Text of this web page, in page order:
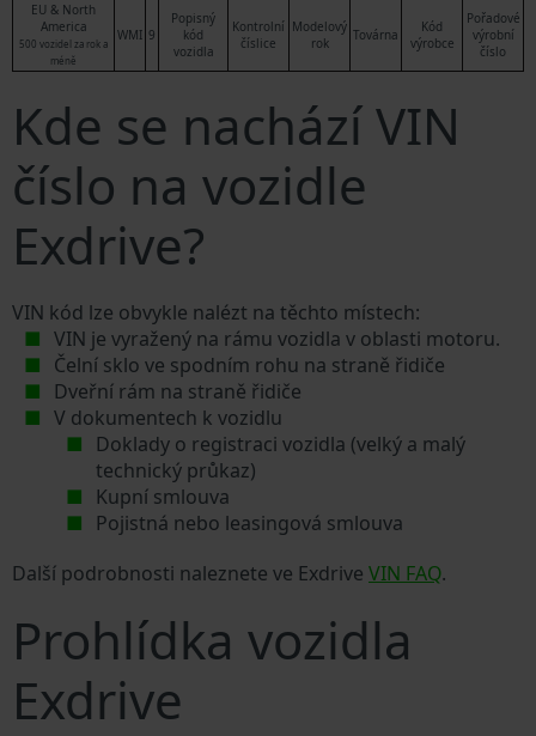
EU & North
America
500 vozidel za rok a
méně
WMI 9
Popisný
kód
vozidla
Kontrolní
číslice
Modelový
rok
Továrna
Kód
výrobce
Pořadové
výrobní
číslo
Kde se nachází VIN
číslo na vozidle
Exdrive?
VIN kód lze obvykle nalézt na těchto místech:
VIN je vyražený na rámu vozidla v oblasti motoru.
Čelní sklo ve spodním rohu na straně řidiče
Dveřní rám na straně řidiče
V dokumentech k vozidlu
Doklady o registraci vozidla (velký a malý
technický průkaz)
Kupní smlouva
Pojistná nebo leasingová smlouva
Další podrobnosti naleznete ve Exdrive VIN FAQ.
Prohlídka vozidla
Exdrive